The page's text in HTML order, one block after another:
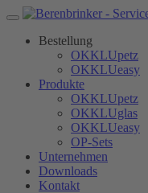
Bestellung
OKKLUpetz
OKKLUeasy
Produkte
OKKLUpetz
OKKLUglas
OKKLUeasy
OP-Sets
Unternehmen
Downloads
Kontakt